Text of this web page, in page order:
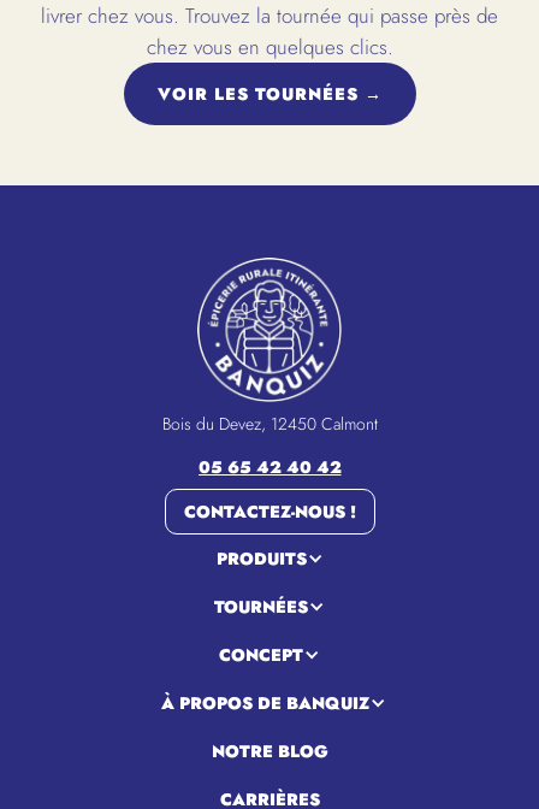
livrer chez vous. Trouvez la tournée qui passe près de
chez vous en quelques clics.
VOIR LES TOURNÉES →
Bois du Devez, 12450 Calmont
05 65 42 40 42
CONTACTEZ-NOUS !
PRODUITS
TOURNÉES
CONCEPT
À PROPOS DE BANQUIZ
NOTRE BLOG
CARRIÈRES